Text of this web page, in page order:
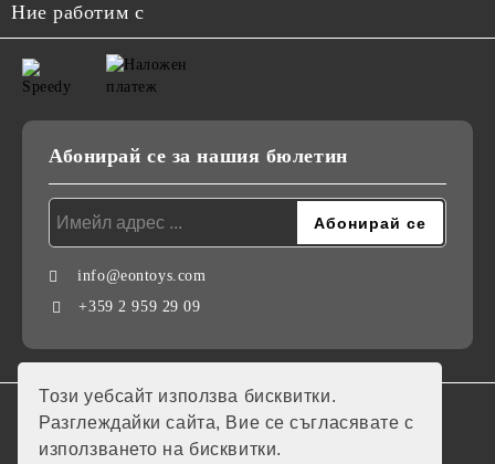
Този уебсайт използва бисквитки.
Разглеждайки сайта, Вие се съгласявате с
използването на бисквитки.
Ние работим с
Абонирай се за нашия бюлетин
info@eontoys.com
+359 2 959 29 09
GDPR
Нашият онлайн магазин е 100% съобразен с GDPR.